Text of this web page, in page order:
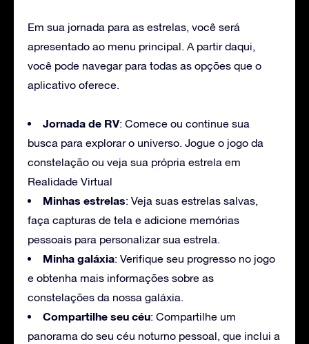
Em sua jornada para as estrelas, você será
apresentado ao menu principal. A partir daqui,
você pode navegar para todas as opções que o
aplicativo oferece.
Jornada de RV: Comece ou continue sua
busca para explorar o universo. Jogue o jogo da
constelação ou veja sua própria estrela em
Realidade Virtual
Minhas estrelas: Veja suas estrelas salvas,
faça capturas de tela e adicione memórias
pessoais para personalizar sua estrela.
Minha galáxia: Verifique seu progresso no jogo
e obtenha mais informações sobre as
constelações da nossa galáxia.
Compartilhe seu céu: Compartilhe um
panorama do seu céu noturno pessoal, que inclui a